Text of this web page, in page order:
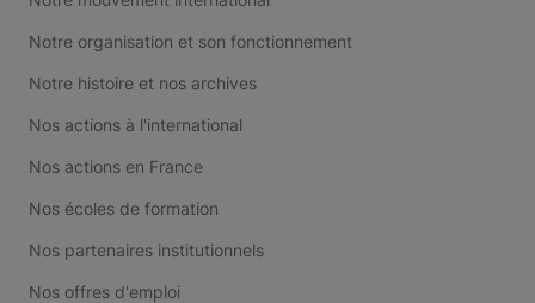
Notre organisation et son fonctionnement
Notre histoire et nos archives
Nos actions à l'international
Nos actions en France
Nos écoles de formation
Nos partenaires institutionnels
Nos offres d'emploi